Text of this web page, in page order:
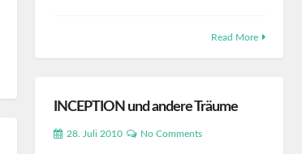
Read More
INCEPTION und andere Träume
28. Juli 2010 No Comments